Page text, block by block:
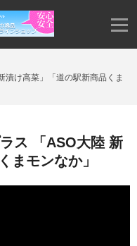
け高菜」「道の駅新商品くま
ス 「ASO大陸 新
まモンなか」